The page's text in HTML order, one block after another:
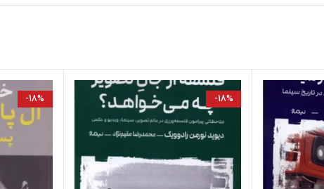
-18%
-18%